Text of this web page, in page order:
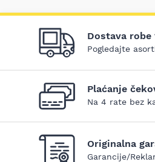
Dostava robe
Pogledajte
Plaćanje
Na 4 rate bez
Originalna
Garancije/